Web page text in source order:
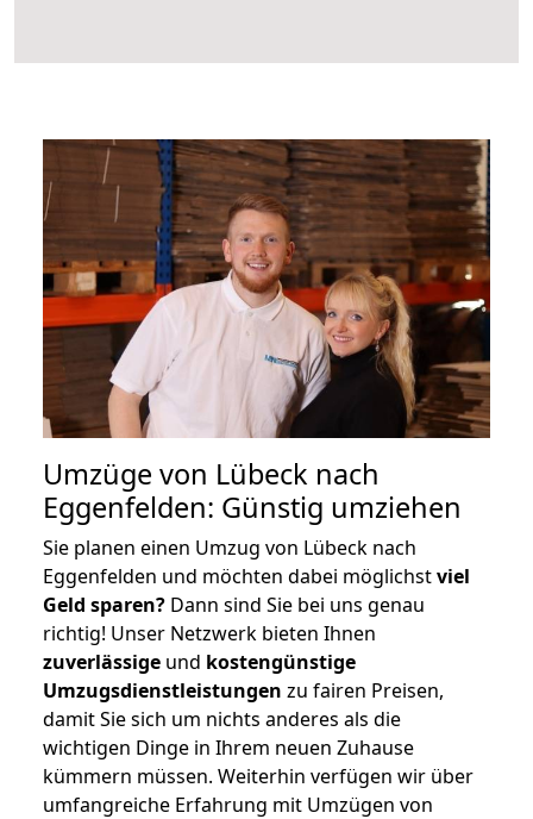
Umzüge von Lübeck nach
Eggenfelden: Günstig umziehen
Sie planen einen Umzug von Lübeck nach
Eggenfelden und möchten dabei möglichstviel
Geld sparen? Dann sind Sie bei uns genau
richtig! Unser Netzwerk bieten Ihnen
zuverlässige und kostengünstige
Umzugsdienstleistungen zu fairen Preisen,
damit Sie sich um nichts anderes als die
wichtigen Dinge in Ihrem neuen Zuhause
kümmern müssen. Weiterhin verfügen wir über
umfangreiche Erfahrung mit Umzügen von